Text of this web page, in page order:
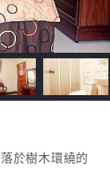
於樹木環繞的